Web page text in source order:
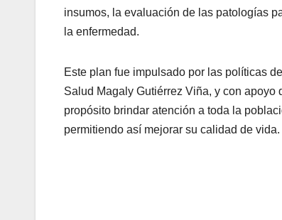
insumos, la evaluación de las patologías
la enfermedad.
Este plan fue impulsado por las políticas
Salud Magaly Gutiérrez Viña, y con
propósito brindar atención a toda la
permitiendo así mejorar su calidad de vida.